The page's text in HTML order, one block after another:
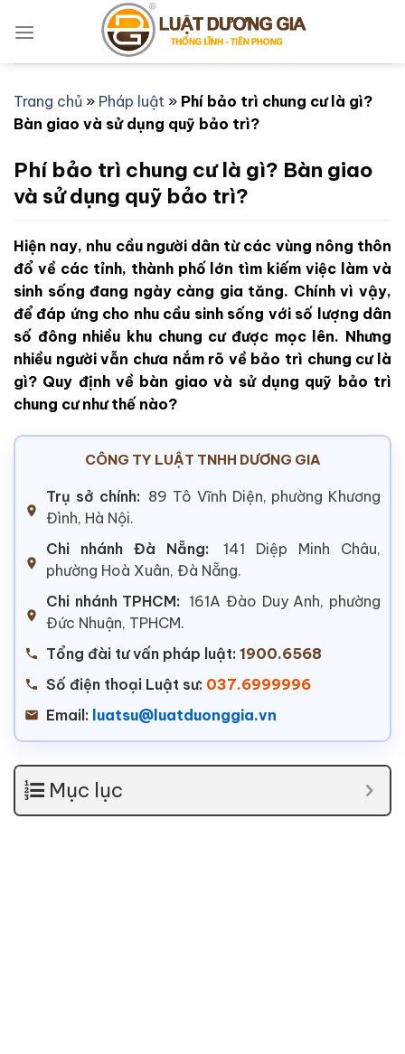
qua
Trang chủ » Pháp luật » Phí bảo trì chung cư là gì?
Bàn giao và sử dụng quỹ bảo trì?
Phí bảo trì chung cư là gì? Bàn giao
và sử dụng quỹ bảo trì?
Hiện nay, nhu cầu người dân từ các vùng nông thôn
đổ về các tỉnh, thành phố lớn tìm kiếm việc làm và
sinh sống đang ngày càng gia tăng. Chính vì vậy,
để đáp ứng cho nhu cầu sinh sống với số lượng dân
số đông nhiều khu chung cư được mọc lên. Nhưng
nhiều người vẫn chưa nắm rõ về bảo trì chung cư là
gì? Quy định về bàn giao và sử dụng quỹ bảo trì
chung cư như thế nào?
CÔNG TY LUẬT TNHH DƯƠNG GIA
Trụ sở chính: 89 Tô Vĩnh Diện, phường Khương
Đình, Hà Nội.
Chi nhánh Đà Nẵng:
141 Diệp Minh Châu,
phường Hoà Xuân, Đà Nẵng.
Chi nhánh TPHCM: 161A Đào Duy Anh, phường
Đức Nhuận, TPHCM.
Tổng đài tư vấn pháp luật: 1900.6568
Số điện thoại Luật sư: 037.6999996
Email: luatsu@luatduonggia.vn
Mục lục